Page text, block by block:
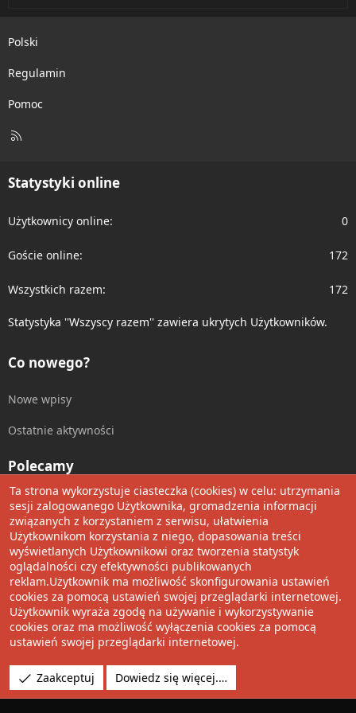
Polski
Regulamin
Pomoc
R
Statystyki online
Użytkownicy online 0
Goście online 172
Wszystkich razem 172
Statystyka ''Wszyscy razem'' zawiera ukrytych Użytkowników.
Co nowego?
Nowe wpisy
Ostatnie aktywności
Polecamy
Wolnościowe cytaty
Udostępnij
Facebook
TwitterRedditPinterest
TumblrWhatsApp
Umieść Link
Community platform by XenForo® © 2010-2022 XenForo Ltd.
Pixel Exit
Tłumaczenie wykonane przezXboxForum.pl
via s9e/MediaSites
Ta strona wykorzystuje ciasteczka (cookies) w celu: utrzymania
sesji zalogowanego Użytkownika, gromadzenia informacji
związanych z korzystaniem z serwisu, ułatwienia
Użytkownikom korzystania z niego, dopasowania treści
wyświetlanych Użytkownikowi oraz tworzenia statystyk
oglądalności czy efektywności publikowanych
reklam.Użytkownik ma możliwość skonfigurowania ustawień
cookies za pomocą ustawień swojej przeglądarki internetowej.
Użytkownik wyraża zgodę na używanie i wykorzystywanie
cookies oraz ma możliwość wyłączenia cookies za pomocą
ustawień swojej przeglądarki internetowej.
Zaakceptuj Dowiedz się więcej.…